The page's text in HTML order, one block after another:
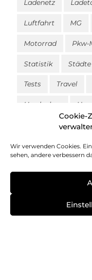
Cookie-
Wir verwenden Cookies.
sehen, andere verbessern
Ladenetz
Luftfahrt MG
Motorrad Pkw-
Statistik Städte
Tests Travel
Umdenken
Vernetzung
Zukunftsmobilität